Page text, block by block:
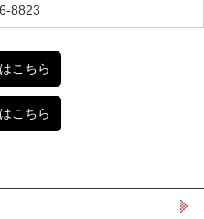
8823
こちら
こちら